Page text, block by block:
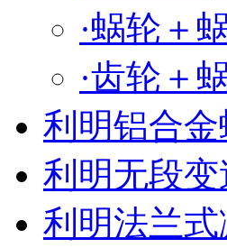
·蜗轮＋
·齿轮＋
利明铝合
利明无段变
利明法兰